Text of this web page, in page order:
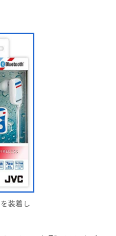
装着し